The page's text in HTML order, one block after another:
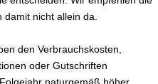
damit nicht allein da.
den Verbrauchskosten,
oder Gutschriften